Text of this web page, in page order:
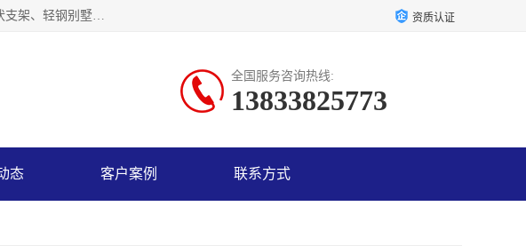
神龙拜耳科技衡水股份有限公司河北一家生产光伏支架，轻钢别墅，阳光板、耐力板的公司，主要产品有：光伏支架、轻钢别墅、阳光板、耐力板、采光板等，公司参与制定了多项标准。 资质认证
全国服务咨询热线:
13833825773
态 客户案例 联系方式